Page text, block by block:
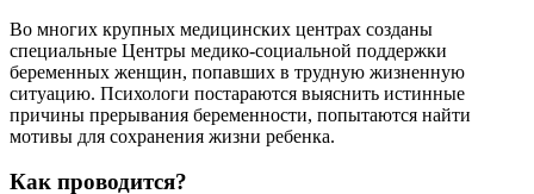
Во многих крупных медицинских центрах созданы
специальные Центры медико-социальной поддержки
беременных женщин, попавших в трудную жизненную
ситуацию. Психологи постараются выяснить истинные
причины прерывания беременности, попытаются найти
мотивы для сохранения жизни ребенка.
Как проводится?